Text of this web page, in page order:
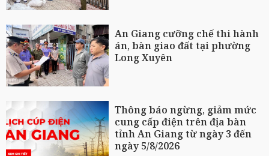
An Giang cưỡng chế thi hành
án, bàn giao đất tại phường
Long Xuyên
Thông báo ngừng, giảm mức
cung cấp điện trên địa bàn
tỉnh An Giang từ ngày 3 đến
ngày 5/8/2026